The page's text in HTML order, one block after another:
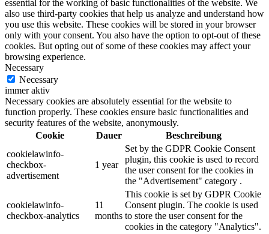
essential for the working of basic functionalities of the website. We
also use third-party cookies that help us analyze and understand how
you use this website. These cookies will be stored in your browser
only with your consent. You also have the option to opt-out of these
cookies. But opting out of some of these cookies may affect your
browsing experience.
Necessary
Necessary
immer aktiv
Necessary cookies are absolutely essential for the website to
function properly. These cookies ensure basic functionalities and
security features of the website, anonymously.
Cookie
Dauer
Beschreibung
cookielawinfo-
checkbox-
advertisement
1 year
Set by the GDPR Cookie Consent
plugin, this cookie is used to record
the user consent for the cookies in
the "Advertisement" category .
cookielawinfo-
checkbox-analytics
11
months
This cookie is set by GDPR Cookie
Consent plugin. The cookie is used
to store the user consent for the
cookies in the category "Analytics".